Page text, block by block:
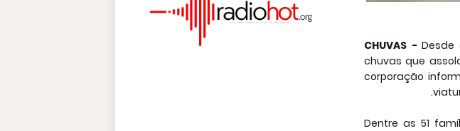
CHUVAS -
chuvas que
corporação
Dentre as 51